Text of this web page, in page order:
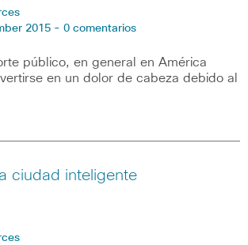
2015 - 0 comentarios
público, en general en América
en un dolor de cabeza debido al
ciudad inteligente